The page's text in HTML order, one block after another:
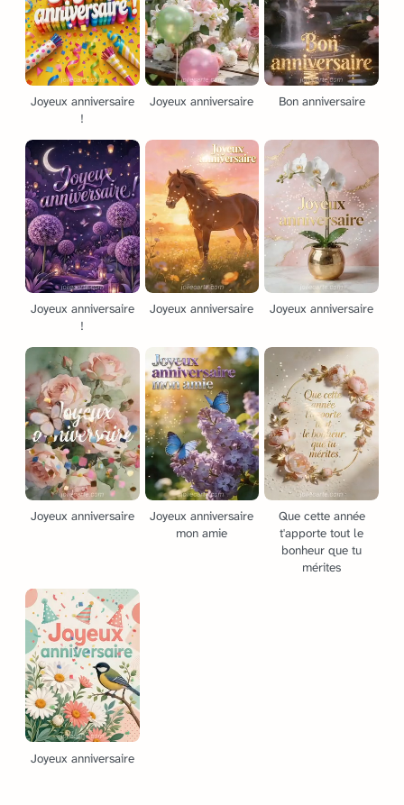
Joyeux anniversaire
!
Joyeux anniversaire Bon anniversaire
Joyeux anniversaire
!
Joyeux anniversaire Joyeux anniversaire
Joyeux anniversaire
Joyeux anniversaire
mon amie
Que cette année
t'apporte tout le
bonheur que tu
mérites
Joyeux anniversaire